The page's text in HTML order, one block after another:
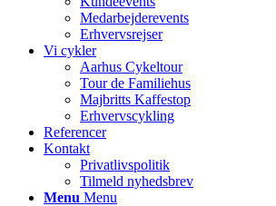
Medarbejderevents
Erhvervsrejser
Vi cykler
Aarhus Cykeltour
Tour de Familiehus
Majbritts Kaffestop
Erhvervscykling
Referencer
Kontakt
Privatlivspolitik
Tilmeld nyhedsbrev
Menu Menu